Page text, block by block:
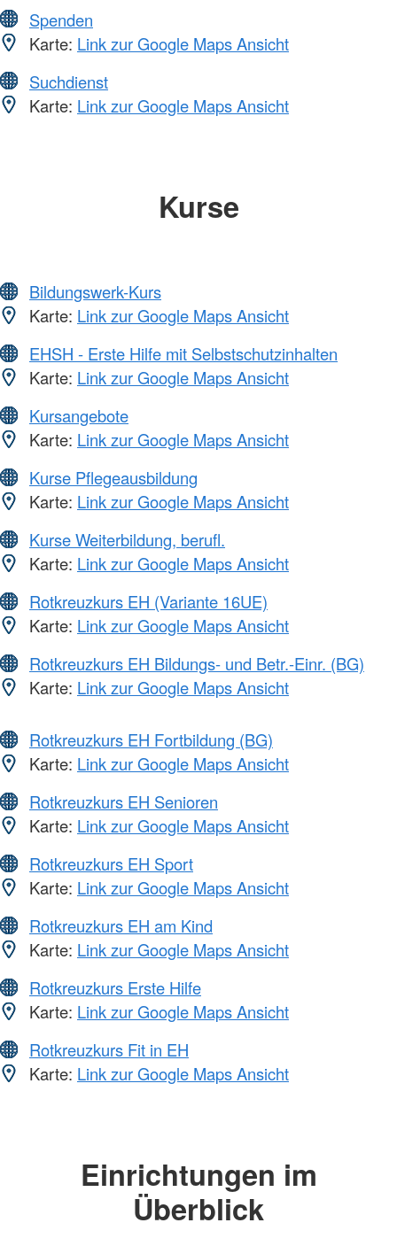
Spenden
Karte: Link zur Google Maps Ansicht
Suchdienst
Karte: Link zur Google Maps Ansicht
Kurse
Bildungswerk-Kurs
Karte: Link zur Google Maps Ansicht
EHSH - Erste Hilfe mit Selbstschutzinhalten
Karte: Link zur Google Maps Ansicht
Kursangebote
Karte: Link zur Google Maps Ansicht
Kurse Pflegeausbildung
Karte: Link zur Google Maps Ansicht
Kurse Weiterbildung, berufl.
Karte: Link zur Google Maps Ansicht
Rotkreuzkurs EH (Variante 16UE)
Karte: Link zur Google Maps Ansicht
Rotkreuzkurs EH Bildungs- und Betr.-Einr. (BG)
Karte: Link zur Google Maps Ansicht
Rotkreuzkurs EH Fortbildung (BG)
Karte: Link zur Google Maps Ansicht
Rotkreuzkurs EH Senioren
Karte: Link zur Google Maps Ansicht
Rotkreuzkurs EH Sport
Karte: Link zur Google Maps Ansicht
Rotkreuzkurs EH am Kind
Karte: Link zur Google Maps Ansicht
Rotkreuzkurs Erste Hilfe
Karte: Link zur Google Maps Ansicht
Rotkreuzkurs Fit in EH
Karte: Link zur Google Maps Ansicht
Einrichtungen im
Überblick